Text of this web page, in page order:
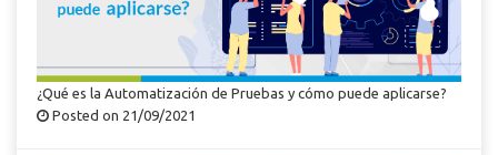
¿Qué es la Automatización de Pruebas y cómo puede aplicarse?
Posted on 21/09/2021